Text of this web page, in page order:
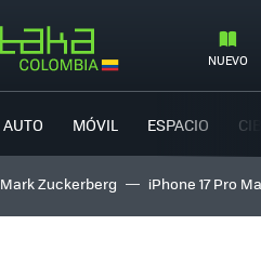
NUEVO
AUTO MÓVIL ESPACIO
Mark Zuckerberg iPhone 17 Pro